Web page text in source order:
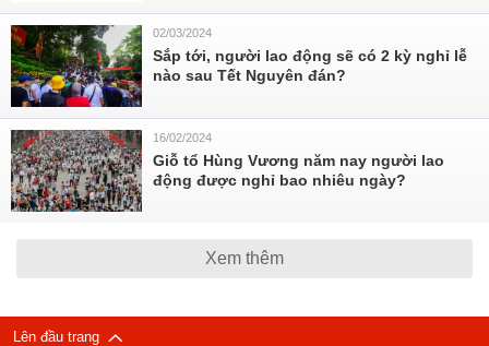
02/03/2024
Sắp tới, người lao động sẽ có 2 kỳ nghỉ lễ
nào sau Tết Nguyên đán?
16/02/2024
Giỗ tổ Hùng Vương năm nay người lao
động được nghỉ bao nhiêu ngày?
Xem thêm
Lên đầu trang